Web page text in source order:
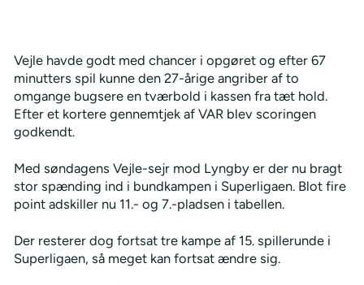
Vejle havde godt med chancer i opgøret og efter 67
minutters spil kunne den 27-årige angriber af to
omgange bugsere en tværbold i kassen fra tæt hold.
Efter et kortere gennemtjek af VAR blev scoringen
godkendt.
Med søndagens Vejle-sejr mod Lyngby er der nu bragt
stor spænding ind i bundkampen i Superligaen. Blot fire
point adskiller nu 11.- og 7.-pladsen i tabellen.
Der resterer dog fortsat tre kampe af 15. spillerunde i
Superligaen, så meget kan fortsat ændre sig.